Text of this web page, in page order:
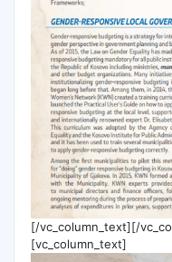
[/vc_column_text][/
[vc_column_text]